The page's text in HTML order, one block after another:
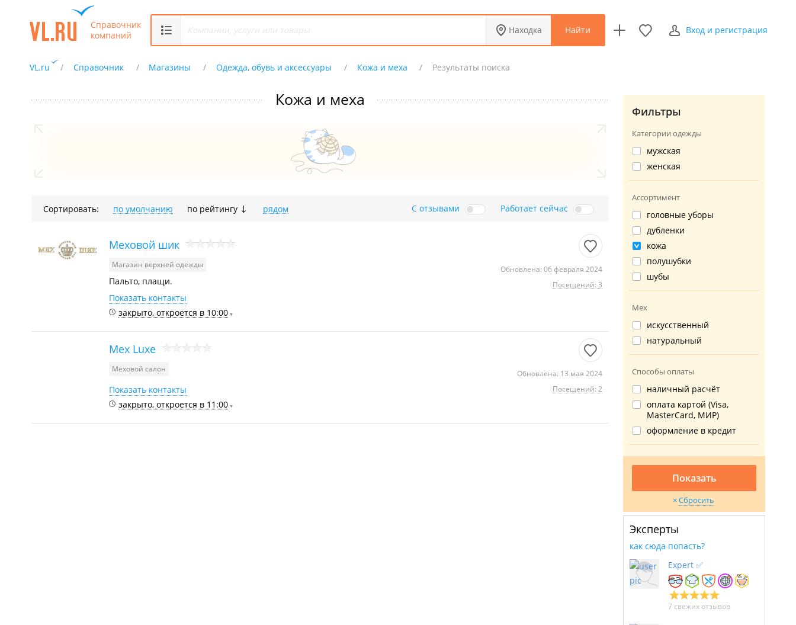
Справочник
компаний
Находка Найти Вход и регистрация
VL.ru Справочник Магазины Одежда, обувь и аксессуары Кожа и меха Результаты поиска
Кожа и меха
Сортировать: по умолчанию по рейтингу рядом С отзывами Работает сейчас
Меховой шик
Магазин верхней одежды
Обновлена: 06 февраля 2024
Посещений: 3
Пальто, плащи.
Показать контакты
закрыто, откроется в 10:00
Мех Luxe
Меховой салон
Обновлена: 13 мая 2024
Посещений: 2
Показать контакты
закрыто, откроется в 11:00
Фильтры
Категории одежды
мужская
женская
Ассортимент
головные уборы
дубленки
кожа
полушубки
шубы
Мех
искусственный
натуральный
Способы оплаты
наличный расчёт
оплата картой (Visa,
MasterCard, МИР)
оформление в кредит
Показать
Сбросить
Эксперты
как сюда попасть?
Expert ✅
7 свежих отзывов